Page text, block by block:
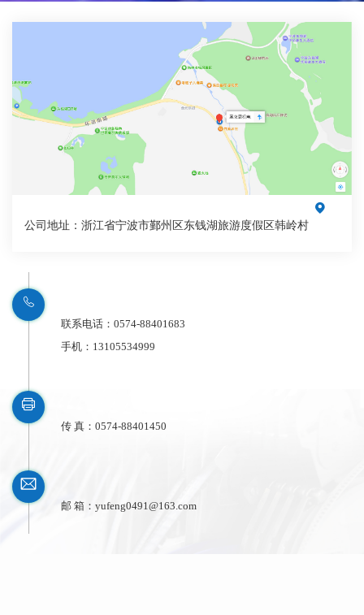

公司地址：浙江省宁波市鄞州区东钱湖旅游度假区韩岭村

联系电话：0574-88401683
手机：13105534999

传 真：0574-88401450

邮 箱：yufeng0491@163.com